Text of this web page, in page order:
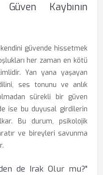
Kaybının
güvende hissetmek
her zaman en kötü
Yan yana yaşayan
ses tonunu ve anlık
sürekli bir güven
ise bu duyusal girdilerin
Bu durum, psikolojik
ve bireyleri savunma
de Irak Olur mu?"